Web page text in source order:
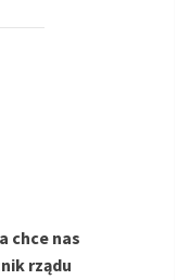
chce nas
rządu